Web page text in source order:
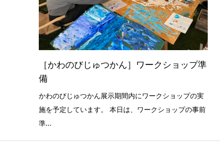
［かわのびじゅつかん］ワークショップ準
備
かわのびじゅつかん展示期間内にワークショップの実
施を予定しています。 本日は、ワークショップの事前
準...